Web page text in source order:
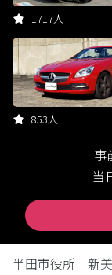
1717人
853人
事
当
半田市役所 新美